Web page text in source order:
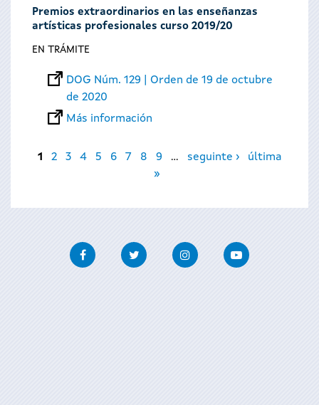
Premios extraordinarios en las enseñanzas
artísticas profesionales curso 2019/20
EN TRÁMITE
DOG Núm. 129 | Orden de 19 de octubre
de 2020
Más información
Páginas
1 2 3 4 5 6 7 8 9 … seguinte ›
última
»
FacebookTwitter InstagramYoutube